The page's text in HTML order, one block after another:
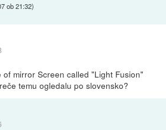
ob 21:32)
mirror Screen called "Light Fusion"
temu ogledalu po slovensko?